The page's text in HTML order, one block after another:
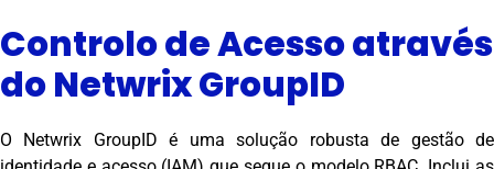
Controlo de Acesso através
do Netwrix GroupID
O Netwrix GroupID é uma solução robusta de gestão de